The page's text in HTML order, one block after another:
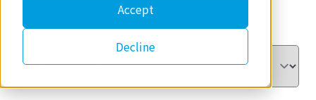
Accept
Decline
装置分類*